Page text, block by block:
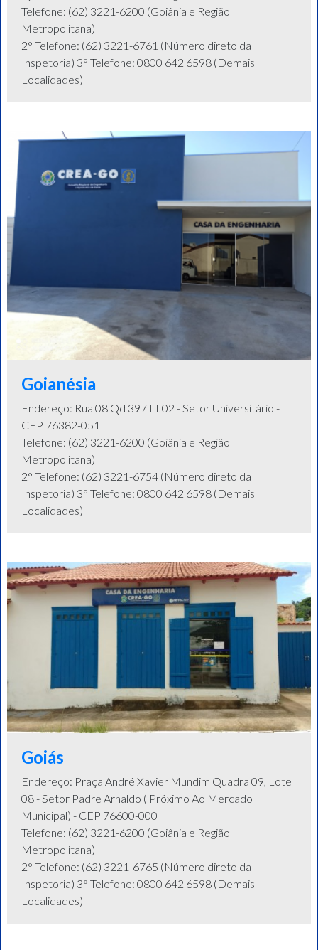
Telefone: (62) 3221-6200 (Goiânia e Região
Metropolitana)
2° Telefone: (62) 3221-6761 (Número direto da
Inspetoria) 3° Telefone: 0800 642 6598 (Demais
Localidades)
Goianésia
Endereço: Rua 08 Qd 397 Lt 02 - Setor Universitário -
CEP 76382-051
Telefone: (62) 3221-6200 (Goiânia e Região
Metropolitana)
2° Telefone: (62) 3221-6754 (Número direto da
Inspetoria) 3° Telefone: 0800 642 6598 (Demais
Localidades)
Goiás
Endereço: Praça André Xavier Mundim Quadra 09, Lote
08 - Setor Padre Arnaldo ( Próximo Ao Mercado
Municipal) - CEP 76600-000
Telefone: (62) 3221-6200 (Goiânia e Região
Metropolitana)
2° Telefone: (62) 3221-6765 (Número direto da
Inspetoria) 3° Telefone: 0800 642 6598 (Demais
Localidades)